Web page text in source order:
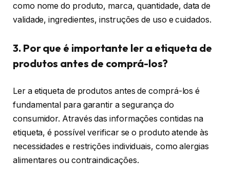
como nome do produto, marca, quantidade, data de
validade, ingredientes, instruções de uso e cuidados.
3. Por que é importante ler a etiqueta de
produtos antes de comprá-los?
Ler a etiqueta de produtos antes de comprá-los é
fundamental para garantir a segurança do
consumidor. Através das informações contidas na
etiqueta, é possível verificar se o produto atende às
necessidades e restrições individuais, como alergias
alimentares ou contraindicações.